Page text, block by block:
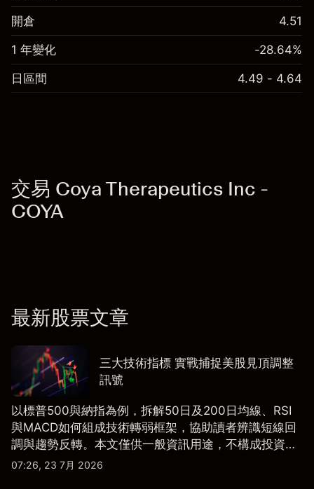
開倉 4.51
1 年變化 -28.64%
日區間 4.49 - 4.64
交易 Coya Therapeutics Inc -
COYA
最新股票文章
三大技術指標 實戰捕捉美股見頂調整
訊號
以標普500與納指為例，拆解50日及200日均線、RSI
與MACD如何組成技術轉弱框架，協助讀者辨識短線回
調與趨勢反轉。本文僅供一般資訊用途，不構成投資研
究、投資建議或任何交易推薦。
07:26, 23 7月 2026